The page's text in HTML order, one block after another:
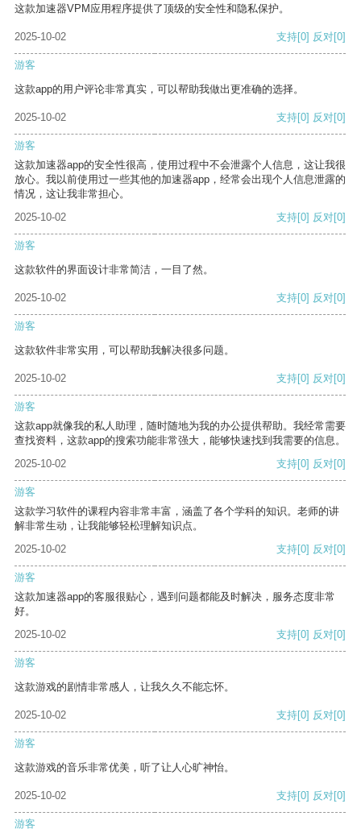
这款加速器VPM应用程序提供了顶级的安全性和隐私保护。
2025-10-02 支持[0] 反对[0]
游客
这款app的用户评论非常真实，可以帮助我做出更准确的选择。
2025-10-02 支持[0] 反对[0]
游客
这款加速器app的安全性很高，使用过程中不会泄露个人信息，这让我很
放心。我以前使用过一些其他的加速器app，经常会出现个人信息泄露的
情况，这让我非常担心。
2025-10-02
支持[0] 反对[0]
游客
这款软件的界面设计非常简洁，一目了然。
2025-10-02 支持[0] 反对[0]
游客
这款软件非常实用，可以帮助我解决很多问题。
2025-10-02 支持[0] 反对[0]
游客
这款app就像我的私人助理，随时随地为我的办公提供帮助。我经常需要
查找资料，这款app的搜索功能非常强大，能够快速找到我需要的信息。
2025-10-02
支持[0] 反对[0]
游客
这款学习软件的课程内容非常丰富，涵盖了各个学科的知识。老师的讲
解非常生动，让我能够轻松理解知识点。
2025-10-02
支持[0] 反对[0]
游客
这款加速器app的客服很贴心，遇到问题都能及时解决，服务态度非常
好。
2025-10-02
支持[0] 反对[0]
游客
这款游戏的剧情非常感人，让我久久不能忘怀。
2025-10-02 支持[0] 反对[0]
游客
这款游戏的音乐非常优美，听了让人心旷神怡。
2025-10-02 支持[0] 反对[0]
游客